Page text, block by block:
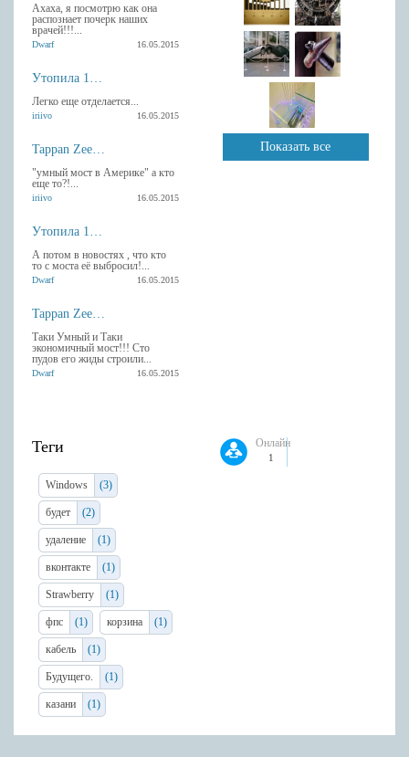
Ахаха, я посмотрю как она
распознает почерк наших
врачей!!!...
Dwarf 16.05.2015
Легко еще отделается...
iriivo 16.05.2015
"умный мост в Америке" а кто
еще то?!...
iriivo 16.05.2015
А потом в новостях , что кто
то с моста её выбросил!...
Dwarf 16.05.2015
Таки Умный и Таки
экономичный мост!!! Сто
пудов его жиды строили...
Dwarf 16.05.2015
Показать все
Теги
Windows (3)
будет (2)
удаление (1)
вконтакте (1)
Strawberry (1)
фпс (1) корзина (1)
кабель (1)
Будущего. (1)
казани (1)
Онлайн
1